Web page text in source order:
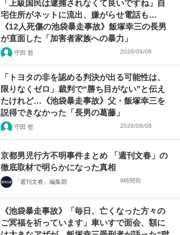
「上級国民は逮捕されなくて良いですね」自
宅住所がネットに流出、嫌がらせ電話も…
《12人死傷の池袋暴走事故》飯塚幸三の長男
が直面した「加害者家族への暴力」
守田 哲 2026/08/08
「トヨタの非を認める判決が出る可能性は、
限りなくゼロ」裁判で“勝ち目がない”と伝え
たけれど…《池袋暴走事故》父・飯塚幸三を
説得できなかった「長男の葛藤」
守田 哲 2026/08/08
京都男児行方不明事件まとめ 「週刊文春」の
徹底取材で明らかになった真相
「週刊文春」編集部 9時間前
《池袋暴走事故》「毎日、亡くなった方々の
ご冥福を祈っています」車いすで面会、額に